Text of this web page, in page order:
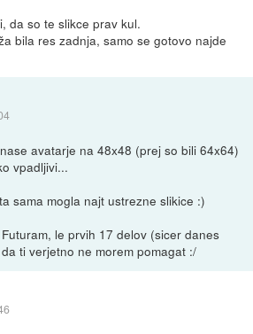
da so te slikce prav kul.
bila res zadnja, samo se gotovo najde
avatarje na 48x48 (prej so bili 64x64)
vpadljivi...
sama mogla najt ustrezne slikice :)
le prvih 17 delov (sicer danes
ti verjetno ne morem pomagat :/